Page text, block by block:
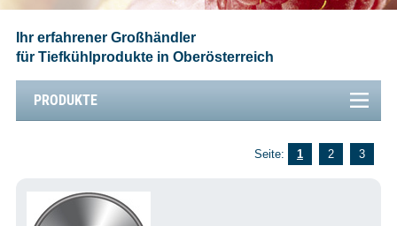
Ihr erfahrener Großhändler
für Tiefkühlprodukte in Oberösterreich
PRODUKTE
Seite: 1 2 3